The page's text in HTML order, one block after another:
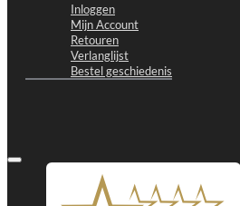
Inloggen
Mijn Account
Retouren
Verlanglijst
Bestel geschiedenis